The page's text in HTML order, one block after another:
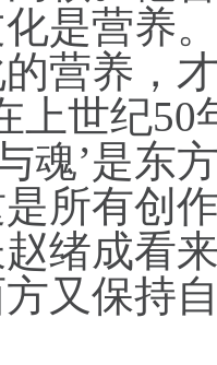
是营养
营养，
上世纪50
魂’是东
所有创
绪成看
又保持